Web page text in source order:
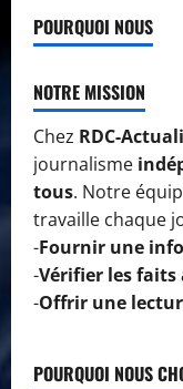
POURQUOI NOUS
NOTRE MISSION
Chez RDC-
journalisme
tous. Notre
travaille chaque
-Fournir une
-Vérifier les
-Offrir une
POURQUOI NOUS